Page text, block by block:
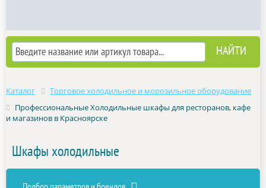
Каталог
Торговое холодильное и морозильное оборудование
Профессиональные Холодильные шкафы для ресторанов, кафе
и магазинов в Красноярске
Шкафы холодильные